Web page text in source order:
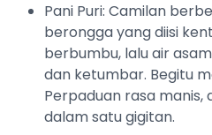
Pani Puri: Camilan
berongga yang diisi
berbumbu, lalu air
dan ketumbar. Begitu
Perpaduan rasa manis,
dalam satu gigitan.